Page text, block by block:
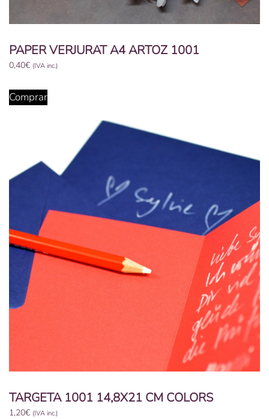
PAPER VERJURAT A4 ARTOZ 1001
0,40€ (IVA inc.)
Comprarproducte
té
variants.
opcions
triar
a
la
pàgina
producte
TARGETA 1001 14,8X21 CM COLORS
1,20€ (IVA inc.)